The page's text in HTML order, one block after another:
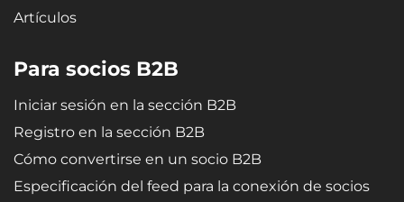
Artículos
Para socios B2B
Iniciar sesión en la sección B2B
Registro en la sección B2B
Cómo convertirse en un socio B2B
Especificación del feed para la conexión de socios